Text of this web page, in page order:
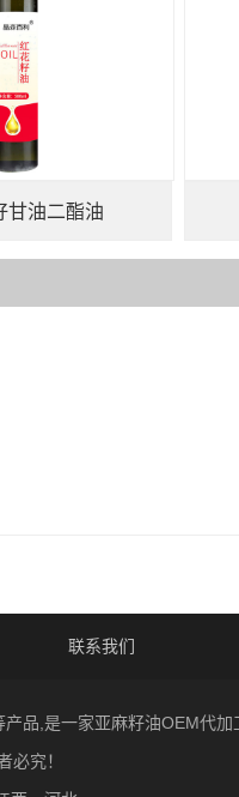
甘油二酯油
联系我们
品,是一家亚麻籽油OEM代
必究！